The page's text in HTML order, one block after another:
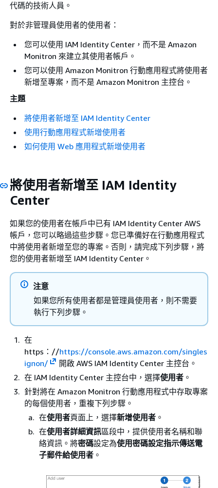
代碼的技術人員。
對於非管理員使用者的使用者：
您可以使用 IAM Identity Center，而不是 Amazon
Monitron 來建立其使用者帳戶。
您可以使用 Amazon Monitron 行動應用程式將使用者
新增至專案，而不是 Amazon Monitron 主控台。
主題
將使用者新增至 IAM Identity Center
使用行動應用程式新增使用者
如何使用 Web 應用程式新增使用者
將使用者新增至 IAM Identity
Center
如果您的使用者在帳戶中已有 IAM Identity Center AWS
帳戶，您可以略過這些步驟。您已準備好在行動應用程式
中將使用者新增至您的專案。否則，請完成下列步驟，將
您的使用者新增至 IAM Identity Center。
注意
如果您所有使用者都是管理員使用者，則不需要
執行下列步驟。
在
https：//https://console.aws.amazon.com/singles
ignon/
開啟 AWS IAM Identity Center 主控台。
在 IAM Identity Center 主控台中，選擇使用者 。
針對將在 Amazon Monitron 行動應用程式中存取專案
的每個使用者，重複下列步驟。
在使用者頁面上，選擇新增使用者 。
在使用者詳細資訊區段中，提供使用者名稱和聯
絡資訊。將密碼設定為使用密碼設定指示傳送電
子郵件給使用者 。